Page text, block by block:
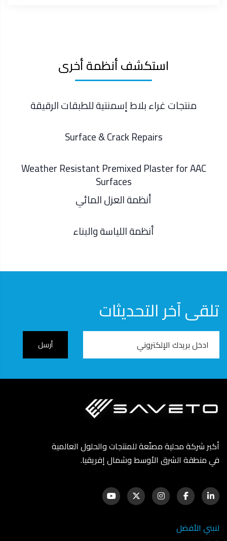
استكشف أنظمة أخرى
منتجات غراء بلاط إسمنتية للطبقات الرقيقة
Surface & Crack Repairs
Weather Resistant Premixed Plaster for AAC
Surfaces
أنظمة العزل المائي
أنظمة اللياسة والبناء
تلقى آخر التحديثات
Address
أكبر شركة محلية مصنّعة للمنتجات والحلول العالمية
في منطقة الشرق الأوسط وشمال إفريقيا.
لنبني الأفضل